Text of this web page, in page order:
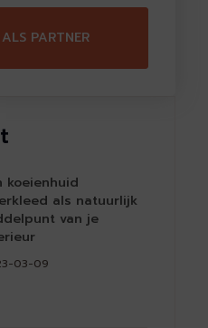
koeienhuid
als natuurlijk
van je
03-09
ALS PARTNER